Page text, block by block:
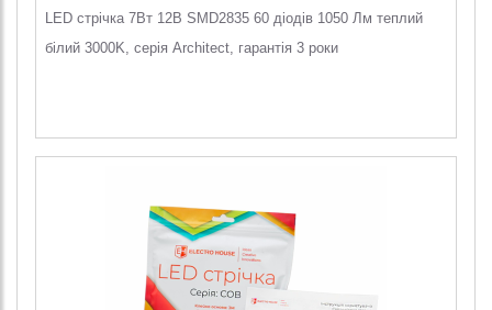
LED стрічка 7Вт 12В SMD2835 60 діодів 1050 Лм теплий
білий 3000K, серія Architect, гарантія 3 роки